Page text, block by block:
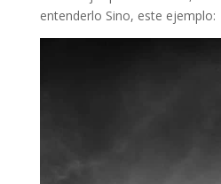
entenderlo Sino, este ejemplo: